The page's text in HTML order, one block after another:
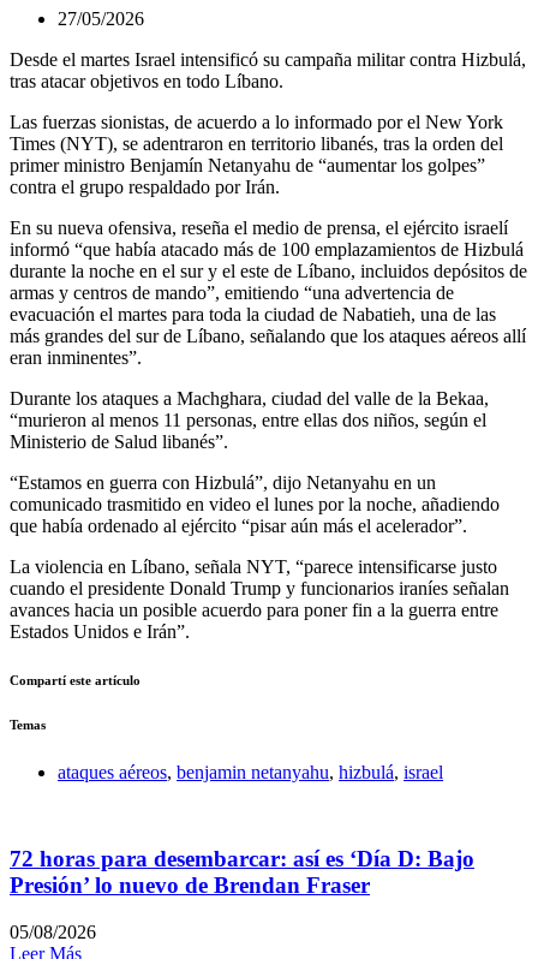
27/05/2026
Desde el martes Israel intensificó su campaña militar contra Hizbulá,
tras atacar objetivos en todo Líbano.
Las fuerzas sionistas, de acuerdo a lo informado por el New York
Times (NYT), se adentraron en territorio libanés, tras la orden del
primer ministro Benjamín Netanyahu de “aumentar los golpes”
contra el grupo respaldado por Irán.
En su nueva ofensiva, reseña el medio de prensa, el ejército israelí
informó “que había atacado más de 100 emplazamientos de Hizbulá
durante la noche en el sur y el este de Líbano, incluidos depósitos de
armas y centros de mando”, emitiendo “una advertencia de
evacuación el martes para toda la ciudad de Nabatieh, una de las
más grandes del sur de Líbano, señalando que los ataques aéreos allí
eran inminentes”.
Durante los ataques a Machghara, ciudad del valle de la Bekaa,
“murieron al menos 11 personas, entre ellas dos niños, según el
Ministerio de Salud libanés”.
“Estamos en guerra con Hizbulá”, dijo Netanyahu en un
comunicado trasmitido en video el lunes por la noche, añadiendo
que había ordenado al ejército “pisar aún más el acelerador”.
La violencia en Líbano, señala NYT, “parece intensificarse justo
cuando el presidente Donald Trump y funcionarios iraníes señalan
avances hacia un posible acuerdo para poner fin a la guerra entre
Estados Unidos e Irán”.
Compartí este artículo
Temas
ataques aéreos, benjamin netanyahu, hizbulá, israel
72 horas para desembarcar: así es ‘Día D: Bajo
Presión’ lo nuevo de Brendan Fraser
05/08/2026
Leer Más